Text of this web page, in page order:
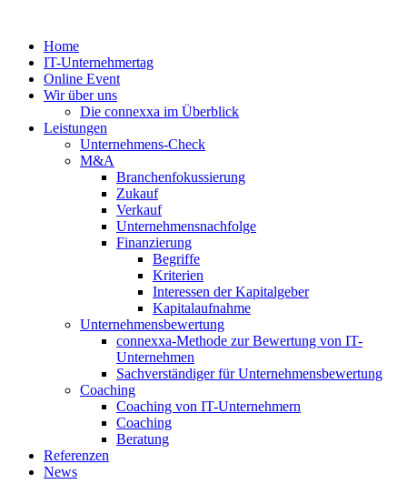
springenHome
IT-Unternehmertag
Online Event
Wir über uns
Die connexxa im Überblick
Leistungen
Unternehmens-Check
M&A
Branchenfokussierung
Zukauf
Verkauf
Unternehmensnachfolge
Finanzierung
Begriffe
Kriterien
Interessen der Kapitalgeber
Kapitalaufnahme
Unternehmensbewertung
connexxa-Methode zur Bewertung von IT-
Unternehmen
Sachverständiger für Unternehmensbewertung
Coaching
Coaching von IT-Unternehmern
Coaching
Beratung
Referenzen
News